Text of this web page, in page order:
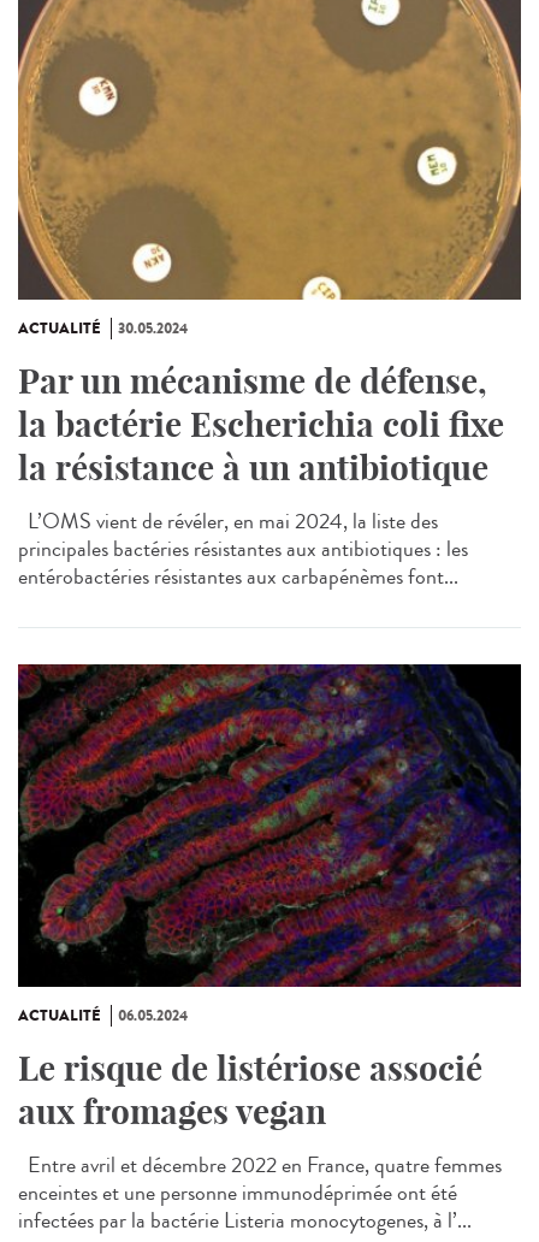
ACTUALITÉ 30.05.2024
Par un mécanisme de défense,
la bactérie Escherichia coli fixe
la résistance à un antibiotique
L’OMS vient de révéler, en mai 2024, la liste des
principales bactéries résistantes aux antibiotiques : les
entérobactéries résistantes aux carbapénèmes font...
ACTUALITÉ 06.05.2024
Le risque de listériose associé
aux fromages vegan
Entre avril et décembre 2022 en France, quatre femmes
enceintes et une personne immunodéprimée ont été
infectées par la bactérie Listeria monocytogenes, à l’...